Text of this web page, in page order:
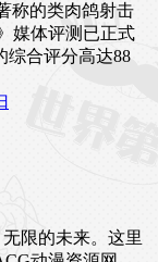
称的类肉鸽射击
媒体评测已正式
综合评分高达88
限的未来。这里